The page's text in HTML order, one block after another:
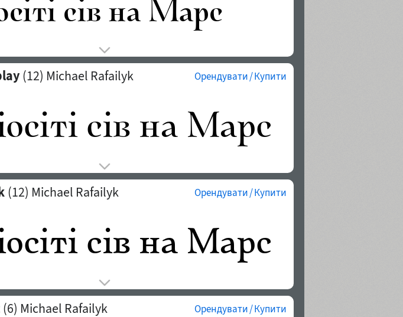
(12) Michael Rafailyk Орендувати / Купити
(12) Michael Rafailyk Орендувати / Купити
(6) Michael Rafailyk Орендувати / Купити